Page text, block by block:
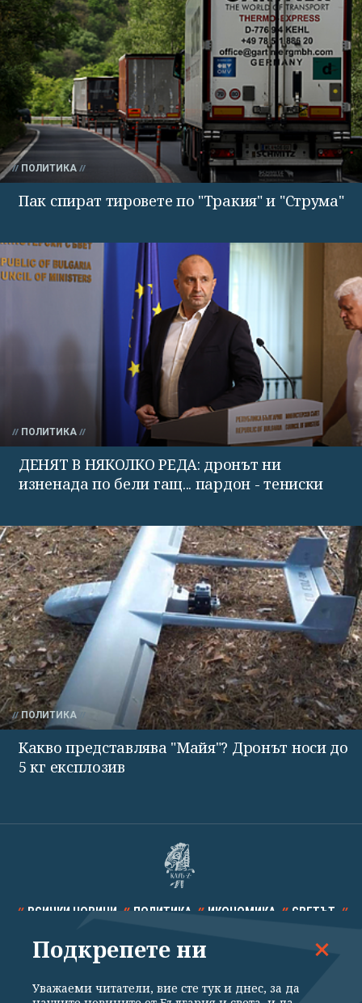
ПОЛИТИКА
Пак спират тировете по "Тракия" и "Струма"
ПОЛИТИКА
ДЕНЯТ В НЯКОЛКО РЕДА: дронът ни
изненада по бели гащ... пардон - тениски
ПОЛИТИКА
Какво представлява "Майя"? Дронът носи до
5 кг експлозив
ВСИЧКИ НОВИНИ ПОЛИТИКА ИКОНОМИКА СВЕТЪТ
СПОРТ КУЛТУРА ТЕХНОЛОГИИ КАЛЕЙДОСКОП
Подкрепете ни
Уважаеми читатели, вие сте тук и днес, за да